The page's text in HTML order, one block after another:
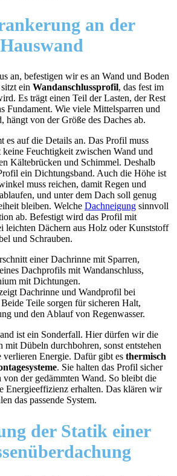
an der
Hauswand
an, befestigen wir es an Wand und Boden
ein Wandanschlussprofil, das fest im
Es trägt einen Teil der Lasten, der Rest
Fundament. Wie viele Mittelsparren und
hängt von der Größe des Daches ab.
es auf die Details an. Das Profil muss
keine Feuchtigkeit zwischen Wand und
Kältebrücken und Schimmel. Deshalb
ein Dichtungsband. Auch die Höhe ist
muss reichen, damit Regen und
und unter dem Dach soll genug
bleiben. Welche Dachneigung sinnvoll
ab. Befestigt wird das Profil mit
leichten Dächern aus Holz oder Kunststoff
und Schrauben.
Dachrinne und Wandprofil bei
Teile sorgen für sicheren Halt,
und den Ablauf von Regenwasser.
ist ein Sonderfall. Hier dürfen wir die
Dübeln durchbohren, sonst entstehen
verlieren Energie. Dafür gibt es thermisch
. Sie halten das Profil sicher
von der gedämmten Wand. So bleibt die
Energieeffizienz erhalten. Das klären wir
das passende System.
der Statik einer